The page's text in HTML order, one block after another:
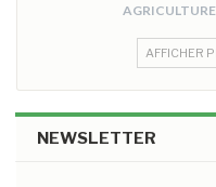
AFFICHER
NEWSLETTER